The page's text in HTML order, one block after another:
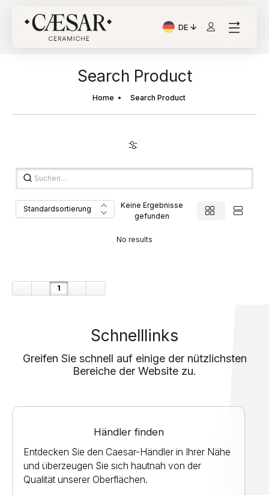
DE
Aktuelle Sprache:
Search Product
Home Search Product
Keine Ergebnisse
gefunden
No results
1
Schnelllinks
Greifen Sie schnell auf einige der nützlichsten
Bereiche der Website zu.
Händler finden
Entdecken Sie den Caesar-Händler in Ihrer Nähe
und überzeugen Sie sich hautnah von der
Qualität unserer Oberflächen.